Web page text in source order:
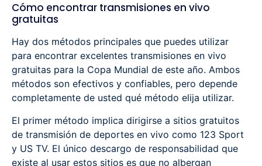
Cómo encontrar transmisiones en vivo
gratuitas
Hay dos métodos principales que puedes utilizar
para encontrar excelentes transmisiones en vivo
gratuitas para la Copa Mundial de este año. Ambos
métodos son efectivos y confiables, pero depende
completamente de usted qué método elija utilizar.
El primer método implica dirigirse a sitios gratuitos
de transmisión de deportes en vivo como 123 Sport
y US TV. El único descargo de responsabilidad que
existe al usar estos sitios es que no albergan